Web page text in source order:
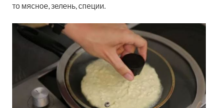
то мясное, зелень, специи.